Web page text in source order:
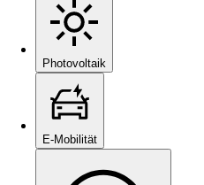
Photovoltaik
E-Mobilität